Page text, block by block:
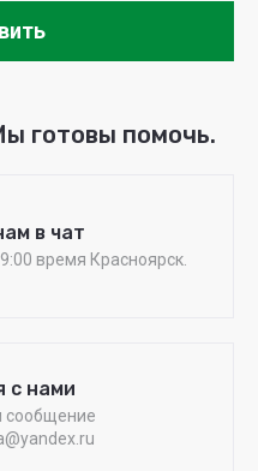
готовы помочь.
в чат
время Красноярск.
с нами
сообщение